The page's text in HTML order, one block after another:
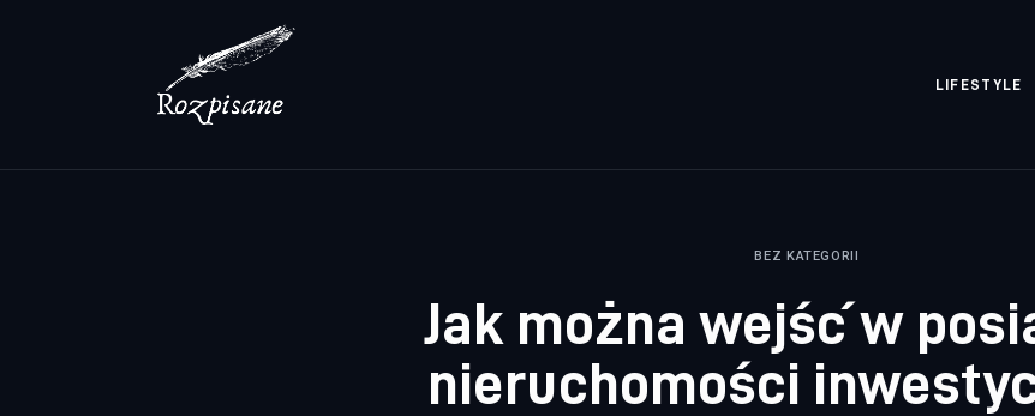
LIFESTYLE
BEZ KATEGORII
Jak można wejść w
nieruchomości